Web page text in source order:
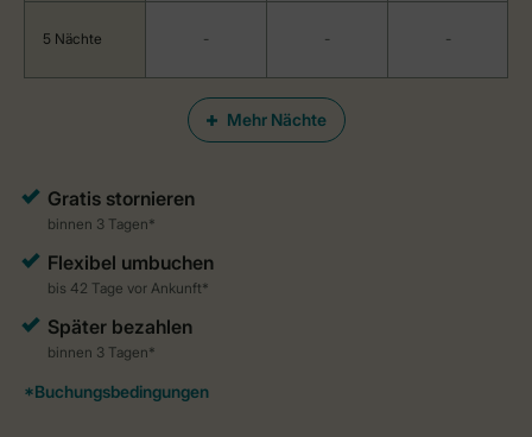
Mehr Nächte
5 Nächte - - -